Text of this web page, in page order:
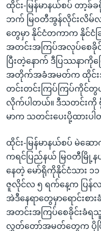
သို့
ကျော်
ရန်
ထိုင်း-မြန်မာနယ်စပ် တာ့
ဘက် မြဝတီအွန်လိုင်းလိမ်လ
တွေမှာ နိုင်ငံတကာက နိုင်ငံခြ
အတင်းအကြပ်အလုပ်စေခို
ပြီးတဲ့နောက် ဒီပြဿနာကို
အတိုက်အခံအမတ်က ထိုင်းအ
တင်းတင်းကြပ်ကြပ်ကိုင်
လိုက်ပါတယ်။ ဒီသတင်းကို
မာက သတင်းပေးပို့ထားပ
ထိုင်း-မြန်မာနယ်စပ် မဲ
ကရင်ပြည်နယ် မြဝတီမြို့
နေတဲ့ မော်ရိုကိုနိုင်ငံသား ၁၁
ဇူလိုင်လ ၅ ရက်နေ့က ပြန်
အဲဒီနေရာတွေမှာရောင်း
အတင်းအကြပ်စေခိုင်းခံ
လွှတ်တော်အမတ်တွေက ပိုပ